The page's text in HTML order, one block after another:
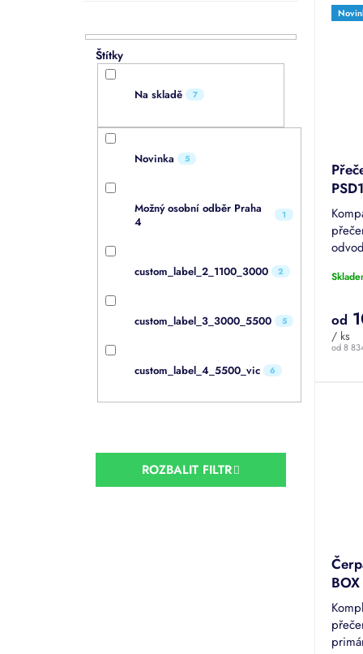
Na skladě 7
Novinka 5
Možný osobní odběr Praha
4
1
custom_label_2_1100_3000 2
custom_label_3_3000_5500 5
custom_label_4_5500_vic 6
ROZBALIT FILTR
PSD1
od 8
od
/ ks